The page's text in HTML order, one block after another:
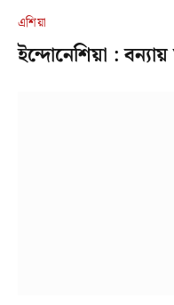
এশিয়া
ইন্দোনেশিয়া :